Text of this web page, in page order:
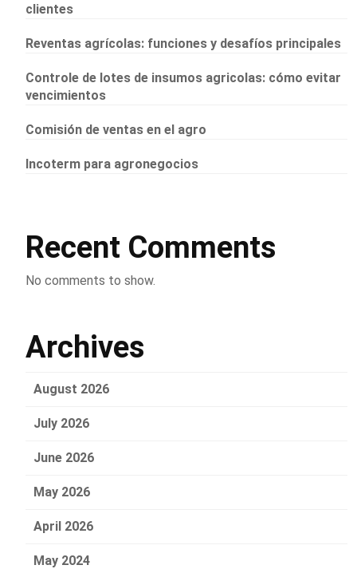
clientes
Reventas agrícolas: funciones y desafíos principales
Controle de lotes de insumos agricolas: cómo evitar
vencimientos
Comisión de ventas en el agro
Incoterm para agronegocios
Recent Comments
No comments to show.
Archives
August 2026
July 2026
June 2026
May 2026
April 2026
May 2024